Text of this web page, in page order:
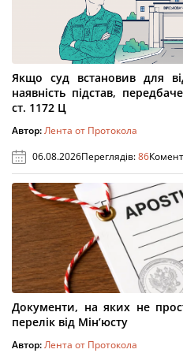
Якщо суд встановив для
наявність підстав,
ст. 1172 Ц
Автор:Лента от Протокола
06.08.2026Переглядів:86
Документи, на яких не
перелік від Мін’юсту
Автор:Лента от Протокола